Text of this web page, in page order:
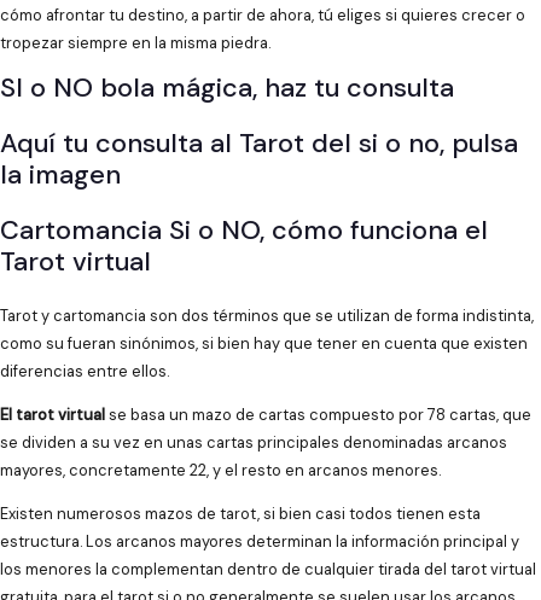
cómo afrontar tu destino, a partir de ahora, tú eliges si quieres crecer o
tropezar siempre en la misma piedra.
SI o NO bola mágica, haz tu consulta
Aquí tu consulta al Tarot del si o no, pulsa
la imagen
Cartomancia Si o NO, cómo funciona el
Tarot virtual
Tarot y cartomancia son dos términos que se utilizan de forma indistinta,
como su fueran sinónimos, si bien hay que tener en cuenta que existen
diferencias entre ellos.
El tarot virtualse basa un mazo de cartas compuesto por 78 cartas, que
se dividen a su vez en unas cartas principales denominadas arcanos
mayores, concretamente 22, y el resto en arcanos menores.
Existen numerosos mazos de tarot, si bien casi todos tienen esta
estructura. Los arcanos mayores determinan la información principal y
los menores la complementan dentro de cualquier tirada del tarot virtual